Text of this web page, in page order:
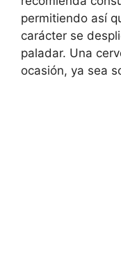
permitiendo así
carácter se
paladar. Una
ocasión, ya sea